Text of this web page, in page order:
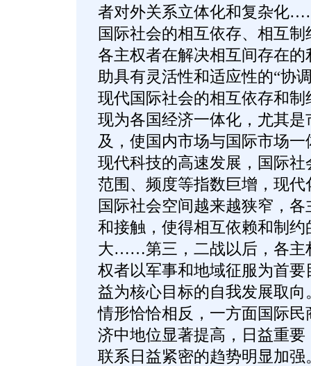
者对外关系立体化和复杂化
国际社会的相互依存、相互
各主权者在解决相互间存在
助具有灵活性和适应性的“协
现代国际社会的相互依存和
现为各国经济一体化，尤其
及，使国内市场与国际市场
现代科技的高速发展，国际
范围、频度等指数巨增，现
国际社会空间越来越狭窄，
和接触，使得相互依赖和制
大……第三，二战以后，各主
权者以军事和地域征服为首
益为核心目标的自我发展取
情形恰恰相反，一方面国际
济中地位显著提高，日益重
联系日益紧密的趋势明显加